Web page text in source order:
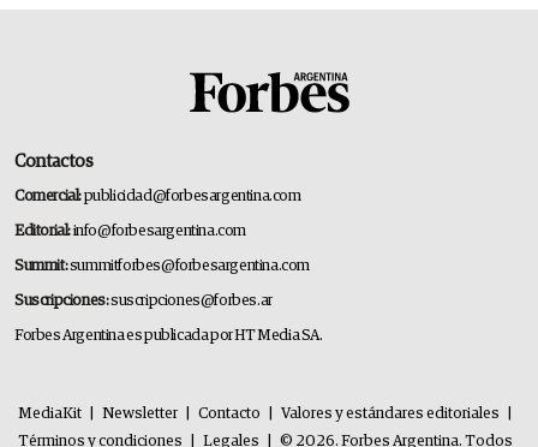
Contactos
Comercial:publicidad@forbesargentina.com
Editorial:info@forbesargentina.com
Summit:summitforbes@forbesargentina.com
Suscripciones:suscripciones@forbes.ar
Forbes Argentina es publicada por HT Media SA.
MediaKit Newsletter Contacto Valores y estándares editoriales
Términos y condiciones
Legales © 2026. Forbes Argentina. Todos